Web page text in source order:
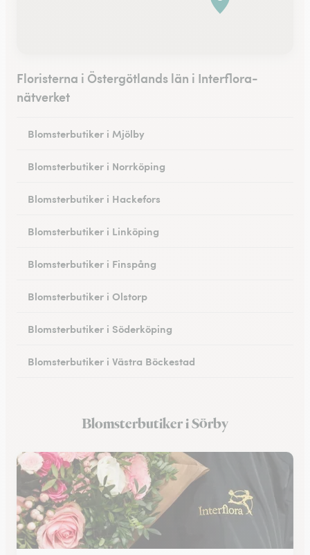
Floristerna i Östergötlands län i Interflora-
nätverket
Blomsterbutiker i Mjölby
Blomsterbutiker i Norrköping
Blomsterbutiker i Hackefors
Blomsterbutiker i Linköping
Blomsterbutiker i Finspång
Blomsterbutiker i Olstorp
Blomsterbutiker i Söderköping
Blomsterbutiker i Västra Böckestad
Blomsterbutiker i Motala
Blomsterbutiker i Sörby